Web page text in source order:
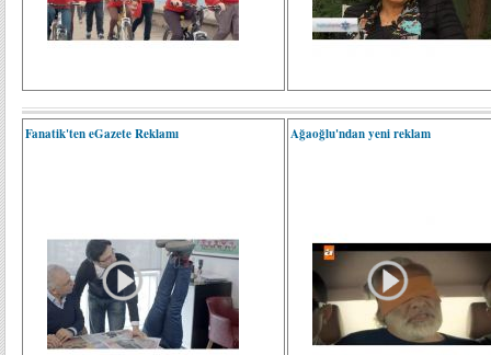
Fanatik'ten eGazete Reklamı Ağaoğlu'ndan yeni reklam